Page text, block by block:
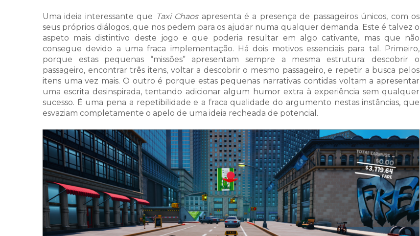
Uma ideia interessante que Taxi Chaosapresenta é a presença de passageiros únicos, com os
seus próprios diálogos, que nos pedem para os ajudar numa qualquer demanda. Este é talvez o
aspeto mais distintivo deste jogo e que poderia resultar em algo cativante, mas que não
consegue devido a uma fraca implementação. Há dois motivos essenciais para tal. Primeiro,
porque estas pequenas “missões” apresentam sempre a mesma estrutura: descobrir o
passageiro, encontrar três itens, voltar a descobrir o mesmo passageiro, e repetir a busca pelos
itens uma vez mais. O outro é porque estas pequenas narrativas contidas voltam a apresentar
uma escrita desinspirada, tentando adicionar algum humor extra à experiência sem qualquer
sucesso. É uma pena a repetibilidade e a fraca qualidade do argumento nestas instâncias, que
esvaziam completamente o apelo de uma ideia recheada de potencial.